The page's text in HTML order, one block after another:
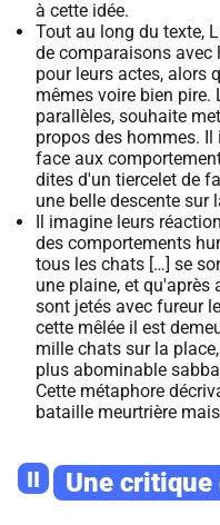
à cette idée.
Tout au long du texte,
de comparaisons avec
pour leurs actes, alors
mêmes voire bien
parallèles, souhaite
propos des hommes.
face aux
dites d'un tiercelet de
une belle descente sur
Il imagine leurs
des comportements
tous les chats […] se
une plaine, et
sont jetés avec fureur
cette mêlée il est
mille chats sur la
plus abominable
Cette métaphore
bataille meurtrière
II Une